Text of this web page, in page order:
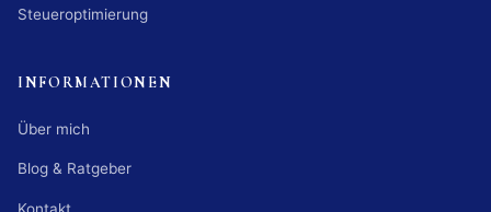
Steueroptimierung
INFORMATIONEN
Über mich
Blog & Ratgeber